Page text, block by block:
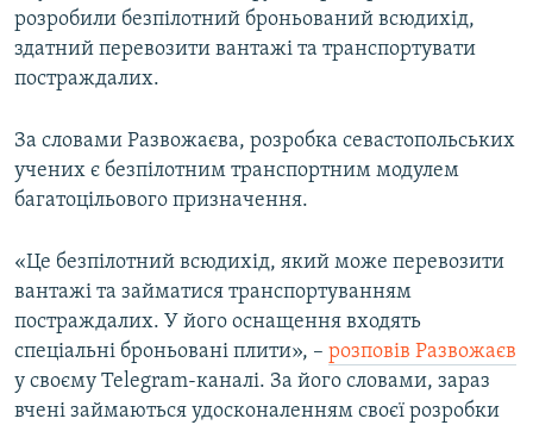
розробили безпілотний броньований всюдихід,
здатний перевозити вантажі та транспортувати
постраждалих.
За словами Развожаєва, розробка севастопольських
учених є безпілотним транспортним модулем
багатоцільового призначення.
«Це безпілотний всюдихід, який може перевозити
вантажі та займатися транспортуванням
постраждалих. У його оснащення входять
спеціальні броньовані плити», – розповів Развожаєв
у своєму Telegram-каналі. За його словами, зараз
вчені займаються удосконаленням своєї розробки